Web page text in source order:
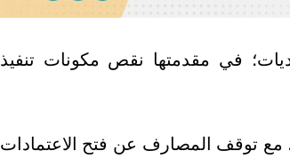
في مقدمتها نقص مكونات تنفيذ
توقف المصارف عن فتح الاعتمادات